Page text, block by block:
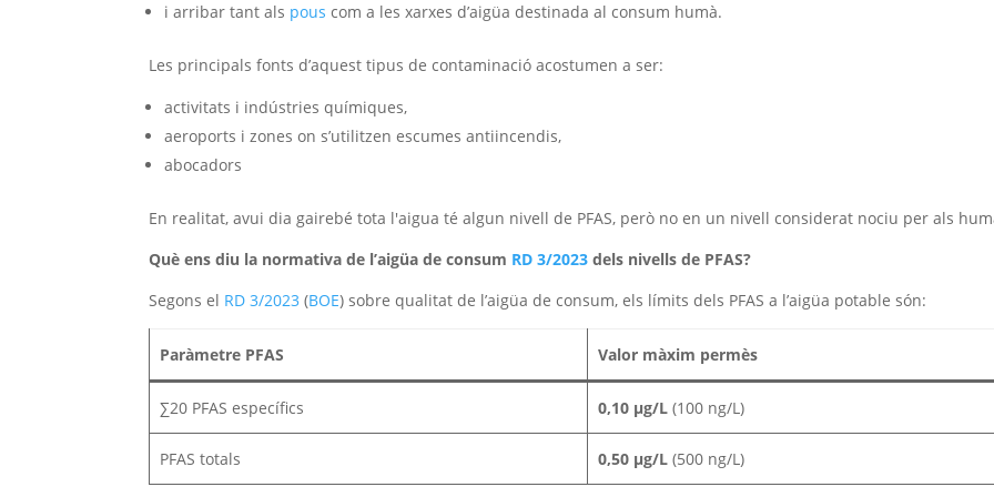
i arribar tant als pous com a les xarxes d’aigüa destinada al consum humà.
Les principals fonts d’aquest tipus de contaminació acostumen a ser:
activitats i indústries químiques,
aeroports i zones on s’utilitzen escumes antiincendis,
abocadors
En realitat, avui dia gairebé tota l'aigua té algun nivell de PFAS, però no en un nivell considerat nociu per als
Què ens diu la normativa de l’aigüa de consum RD 3/2023 dels nivells de PFAS?
Segons el RD 3/2023 (BOE) sobre qualitat de l’aigüa de consum, els límits dels PFAS a l’aigüa potable són:
Paràmetre PFAS Valor màxim permès
∑20 PFAS específics 0,10 µg/L(100 ng/L)
PFAS totals 0,50 µg/L(500 ng/L)